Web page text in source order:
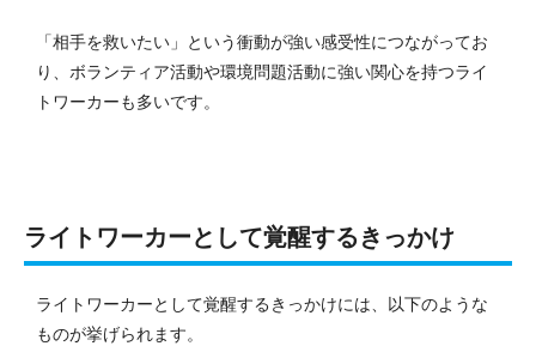
「相手を救いたい」という衝動が強い感受性につながってお
り、ボランティア活動や環境問題活動に強い関心を持つライ
トワーカーも多いです。
ライトワーカーとして覚醒するきっかけ
ライトワーカーとして覚醒するきっかけには、以下のような
ものが挙げられます。